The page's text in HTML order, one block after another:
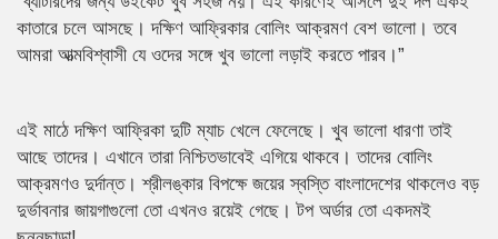
কাতারে চলে আসছে। দক্ষিণ আফ্রিকার বোলিং আক্রমণ বেশ ভালো। তবে
আমরা আত্মবিশ্বাসী যে ওদের সঙ্গে খুব ভালো লড়াই করতে পারব।”
এই মাঠে দক্ষিণ আফ্রিকা দুটি ম্যাচ খেলে ফেলেছে। খুব ভালো ধারণা তাই
আছে তাদের। এখানে তারা নিশ্চিতভাবেই এগিয়ে থাকবে। তাদের বোলিং
আক্রমণও দুর্দান্ত। শ্রীলঙ্কার বিপক্ষে জয়ের স্বস্তি বাংলাদেশের থাকলেও বড়
দুর্ভাবনার জায়গাগুলো তো এখনও রয়েই গেছে। টপ অর্ডার তো একদমই